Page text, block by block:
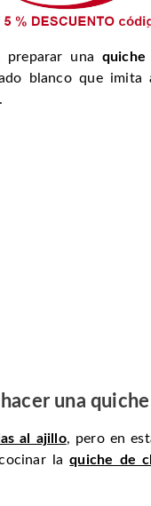
preparar una
blanco que
una
al ajillo, pero en
laquiche de